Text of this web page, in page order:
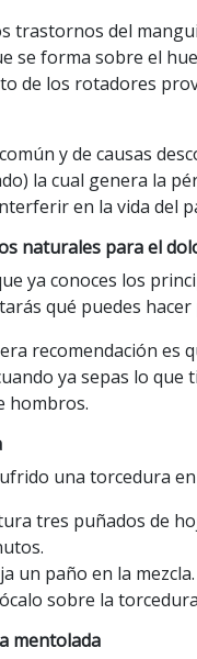
trastornos del
se forma sobre el
de los rotadores
y de causas
la cual genera la
en la vida del
naturales para el
ya conoces los
qué puedes hacer
recomendación es
ya sepas lo
hombros.
una torcedura
tres puñados de
un paño en la mezcla.
sobre la
mentolada